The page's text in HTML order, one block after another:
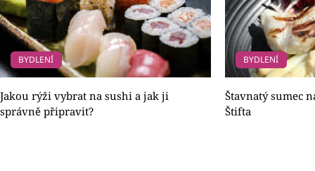
BYDLENÍ
Jakou rýži vybrat na sushi a jak ji
správně připravit?
BYDLENÍ
Štavnatý sumec
Štifta